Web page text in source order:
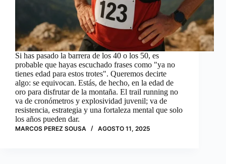
Si has pasado la barrera de los 40 o los 50, es
probable que hayas escuchado frases como "ya no
tienes edad para estos trotes". Queremos decirte
algo: se equivocan. Estás, de hecho, en la edad de
oro para disfrutar de la montaña. El trail running no
va de cronómetros y explosividad juvenil; va de
resistencia, estrategia y una fortaleza mental que solo
los años pueden dar.
MARCOS PEREZ SOUSA AGOSTO 11, 2025